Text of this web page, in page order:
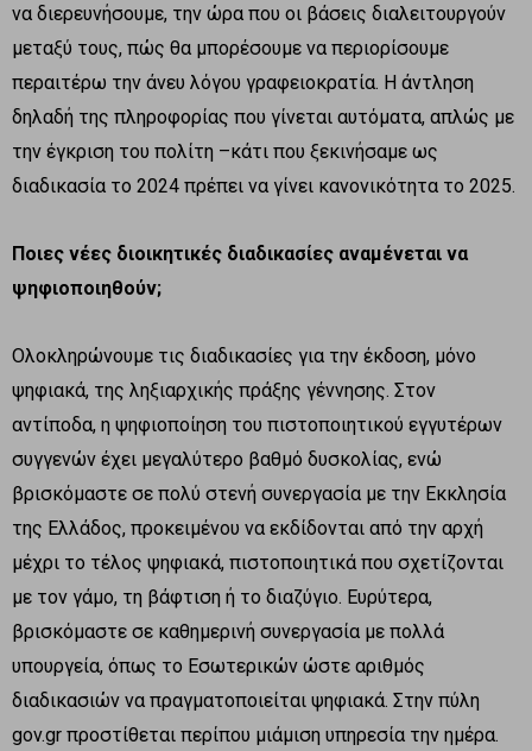
να διερευνήσουμε, την ώρα που οι βάσεις διαλειτουργούν
μεταξύ τους, πώς θα μπορέσουμε να περιορίσουμε
περαιτέρω την άνευ λόγου γραφειοκρατία. Η άντληση
δηλαδή της πληροφορίας που γίνεται αυτόματα, απλώς με
την έγκριση του πολίτη –κάτι που ξεκινήσαμε ως
διαδικασία το 2024 πρέπει να γίνει κανονικότητα το 2025.
Ποιες νέες διοικητικές διαδικασίες αναμένεται να
ψηφιοποιηθούν;
Ολοκληρώνουμε τις διαδικασίες για την έκδοση, μόνο
ψηφιακά, της ληξιαρχικής πράξης γέννησης. Στον
αντίποδα, η ψηφιοποίηση του πιστοποιητικού εγγυτέρων
συγγενών έχει μεγαλύτερο βαθμό δυσκολίας, ενώ
βρισκόμαστε σε πολύ στενή συνεργασία με την Εκκλησία
της Ελλάδος, προκειμένου να εκδίδονται από την αρχή
μέχρι το τέλος ψηφιακά, πιστοποιητικά που σχετίζονται
με τον γάμο, τη βάφτιση ή το διαζύγιο. Ευρύτερα,
βρισκόμαστε σε καθημερινή συνεργασία με πολλά
υπουργεία, όπως το Εσωτερικών ώστε αριθμός
διαδικασιών να πραγματοποιείται ψηφιακά. Στην πύλη
gov.gr προστίθεται περίπου μιάμιση υπηρεσία την ημέρα.